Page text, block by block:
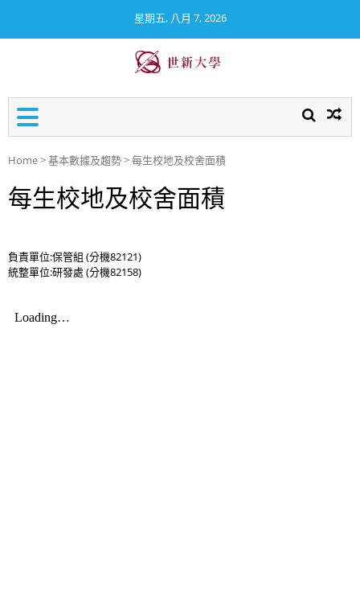
星期五, 八月 7, 2026
Home>基本數據及趨勢>每生校地及校舍面積
每生校地及校舍面積
負責單位:保管組 (分機82121)
統整單位:研發處 (分機82158)